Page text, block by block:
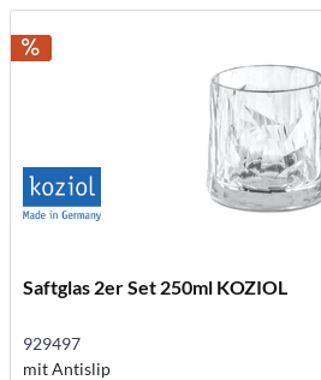
Saftglas 2er Set 250ml KOZIOL
929497
mit Antislip